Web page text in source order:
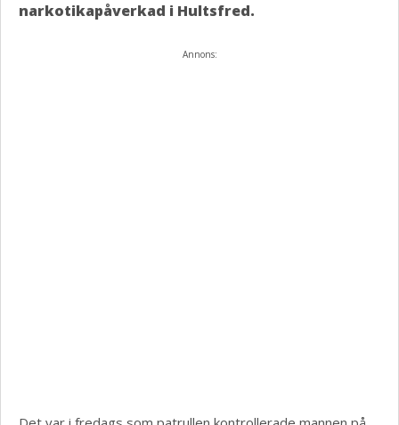
narkotikapåverkad i Hultsfred.
Annons: